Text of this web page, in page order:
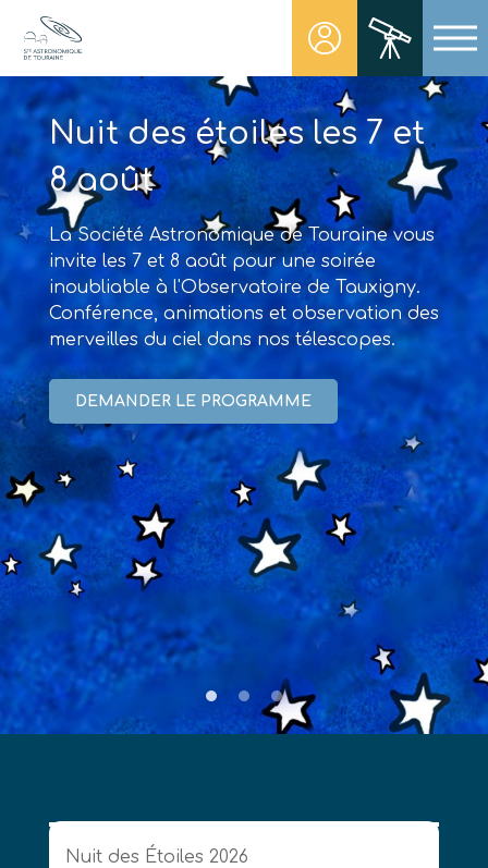
content
Société Astronomique de Touraine
Un regard plus NET sur notre univers
Nuit des étoiles les 7 et
8 août
La Société Astronomique de Touraine vous
invite les 7 et 8 août pour une soirée
inoubliable à l'Observatoire de Tauxigny.
Conférence, animations et observation des
merveilles du ciel dans nos télescopes.
DEMANDER LE PROGRAMME
Nuit des Étoiles 2026